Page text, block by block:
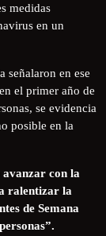
medidas
en un
señalaron en ese
el primer año de
se evidencia
posible en la
avanzar con la
ralentizar la
de Semana